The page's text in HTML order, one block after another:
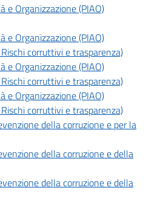
Organizzazione (PIAO)
Organizzazione (PIAO)
corruttivi e trasparenza)
Organizzazione (PIAO)
corruttivi e trasparenza)
Organizzazione (PIAO)
corruttivi e trasparenza)
della corruzione e per la
della corruzione e della
della corruzione e della